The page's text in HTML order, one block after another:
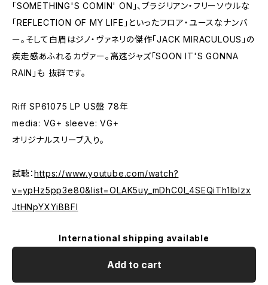
「SOMETHING'S COMIN' ON」、ブラジリアン・フリーソウルな
「REFLECTION OF MY LIFE」といったフロア・ユースなナンバ
ー。そして白眉はジノ・ヴァネリの傑作「JACK MIRACULOUS」の
疾走感あふれるカヴァー。高速ジャズ「SOON IT'S GONNA
RAIN」も 抜群です。
Riff SP61075 LP US盤 78年
media: VG+ sleeve: VG+
オリジナルスリーブ入り。
試聴：https://www.youtube.com/watch?
v=ypHz5pp3e80&list=OLAK5uy_mDhC0I_4SEQiTh1lbIzx
JtHNpYXYiBBFI
International shipping available
Add to cart